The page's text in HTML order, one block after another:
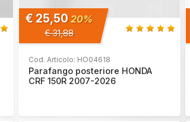
€ 25,5020%
€ 31,88
Cod. Articolo: HO04618
Parafango posteriore HONDA
CRF 150R 2007-2026